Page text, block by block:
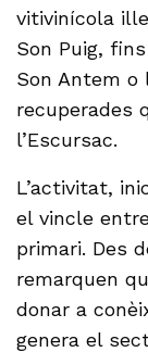
vitivinícola
Son Puig,
Son Antem o
recuperades
l’Escursac.
L’activitat,
el vincle
primari. Des
remarquen
donar a
genera el